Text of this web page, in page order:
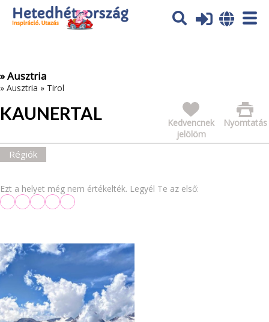
Az oldal sütiket (cookies) használ. További tájékoztatás itt:
Adatvédelmi tájékoztató
» Ausztria
» Ausztria » Tirol
KAUNERTAL Nyomtatás
Kedvencnek
jelölöm
Régiók
Ezt a helyet még nem értékelték. Legyél Te az első: